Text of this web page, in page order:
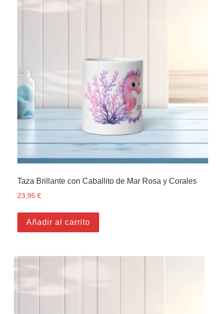
Taza Brillante con Caballito de Mar Rosa y Corales
23,95€
Añadir al carrito